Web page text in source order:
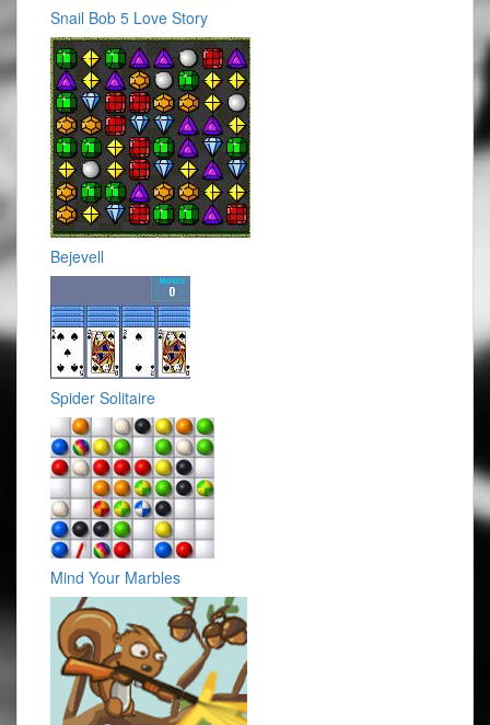
Snail Bob 5 Love Story
Bejevell
Spider Solitaire
Mind Your Marbles